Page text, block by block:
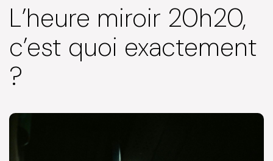
L’heure miroir 20h20,
c’est quoi exactement
?